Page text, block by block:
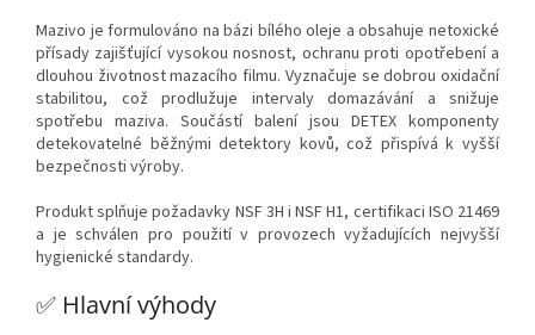
Mazivo je formulováno na bázi bílého oleje a obsahuje netoxické
přísady zajišťující vysokou nosnost, ochranu proti opotřebení a
dlouhou životnost mazacího filmu. Vyznačuje se dobrou oxidační
stabilitou, což prodlužuje intervaly domazávání a snižuje
spotřebu maziva. Součástí balení jsou DETEX komponenty
detekovatelné běžnými detektory kovů, což přispívá k vyšší
bezpečnosti výroby.
Produkt splňuje požadavky NSF 3H i NSF H1, certifikaci ISO 21469
a je schválen pro použití v provozech vyžadujících nejvyšší
hygienické standardy.
✅ Hlavnívýhody